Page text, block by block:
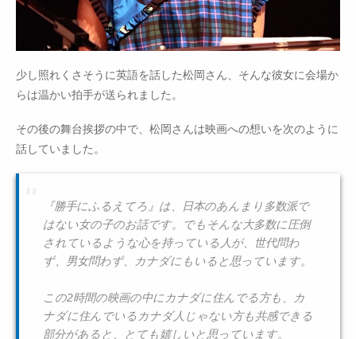
少し照れくさそうに英語を話した松岡さん、そんな彼女に会場か
らは温かい拍手が送られました。
その後の舞台挨拶の中で、松岡さんは映画への想いを次のように
話していました。
『勝手にふるえてろ』は、日本のあんまり多数派で
はない女の子のお話です。でもそんな大多数に圧倒
されているような心を持っている人が、世代問わ
ず、男女問わず、カナダにもいると思っています。
この2時間の映画の中にカナダに住んでる方も、カ
ナダに住んでいるカナダ人じゃない方も共感できる
部分があると、とても嬉しいと思っています。